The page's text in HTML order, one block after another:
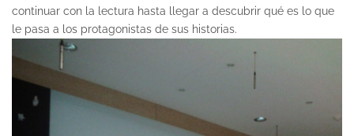
continuar con la lectura hasta llegar a descubrir qué es lo que
le pasa a los protagonistas de sus historias.